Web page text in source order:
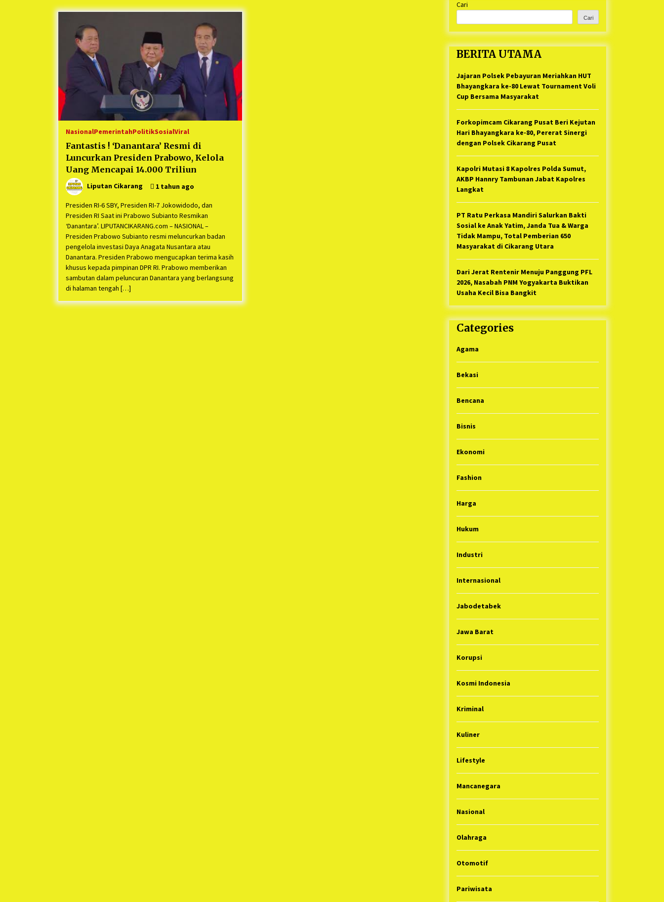
Berjalan Sukses
5 bulan ago
Sebelum Waktunya
1 tahun ago
Kartini Penggerak Lingkungan dari
Sampah Bukit Berlian
1 tahun ago
Indonesia Gilang Bayu Nugraha,
S.H, Ucapkan Terimakasih Atas
Support Camat Kedungwaringin
Memberikan Logistik Ke Posko
1 tahun ago
Ucapan Terimakasih Ketua Umum
Jurpala Indonesia dan KOSMI
Indonesia Atas Respon Cepat Polres
Metro Bekasi dan Polsek Cikarang
Timur yang Tangkap Oknum Ormas
Terkait Pengusiran Pendirian Posko
1 tahun ago
Jelang Ramadhan, Kecamatan
Cikarang Pusat Gelar STQ ke-VII
1 tahun ago
NasionalPemerintahPolitikSosialViral
Fantastis ! ‘Danantara’ Resmi di
Luncurkan Presiden Prabowo, Kelola
Uang Mencapai 14.000 Triliun
Liputan Cikarang 1 tahun ago
Presiden RI-6 SBY, Presiden RI-7 Jokowidodo, dan
Presiden RI Saat ini Prabowo Subianto Resmikan
‘Danantara’. LIPUTANCIKARANG.com – NASIONAL –
Presiden Prabowo Subianto resmi meluncurkan badan
pengelola investasi Daya Anagata Nusantara atau
Danantara. Presiden Prabowo mengucapkan terima kasih
khusus kepada pimpinan DPR RI. Prabowo memberikan
sambutan dalam peluncuran Danantara yang berlangsung
di halaman tengah […]
Cari
Cari
BERITA UTAMA
Jajaran Polsek Pebayuran Meriahkan HUT
Bhayangkara ke-80 Lewat Tournament Voli
Cup Bersama Masyarakat
Forkopimcam Cikarang Pusat Beri Kejutan
Hari Bhayangkara ke-80, Pererat Sinergi
dengan Polsek Cikarang Pusat
Kapolri Mutasi 8 Kapolres Polda Sumut,
AKBP Hannry Tambunan Jabat Kapolres
Langkat
PT Ratu Perkasa Mandiri Salurkan Bakti
Sosial ke Anak Yatim, Janda Tua & Warga
Tidak Mampu, Total Pemberian 650
Masyarakat di Cikarang Utara
Dari Jerat Rentenir Menuju Panggung PFL
2026, Nasabah PNM Yogyakarta Buktikan
Usaha Kecil Bisa Bangkit
Categories
Agama
Bekasi
Bencana
Bisnis
Ekonomi
Fashion
Harga
Hukum
Industri
Internasional
Jabodetabek
Jawa Barat
Korupsi
Kosmi Indonesia
Kriminal
Kuliner
Lifestyle
Mancanegara
Nasional
Olahraga
Otomotif
Pariwisata